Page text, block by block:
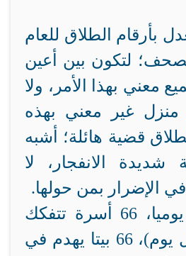
بأرقام الطلاق للعام
لتكون بين أعين
معني بهذا الأمر، ولا
منزل غير معني بهذه
قضية هائلة؛ أشبه
شديدة الانفجار، لا
في الإضرار بمن حولها.
66 حالة طلاق يوميا، 66 أسرة تتفكك
في مجتمعنا (كل يوم)، 66 بيتا يهدم في